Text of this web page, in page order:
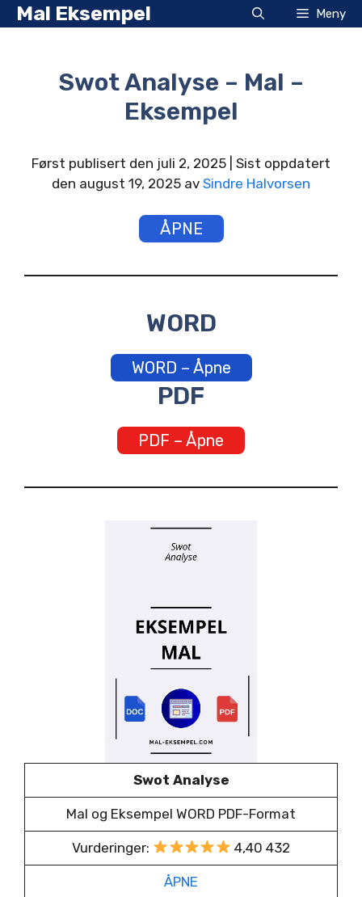
Hopp
til
Mal Eksempel Meny
Swot Analyse – Mal –
Eksempel
Først publisert den juli 2, 2025 | Sist oppdatert
den august 19, 2025 av Sindre Halvorsen
ÅPNE
WORD
WORD – Åpne
PDF
PDF – Åpne
Swot Analyse
Mal og Eksempel WORD PDF-Format
Vurderinger: 4,40 432
ÅPNE